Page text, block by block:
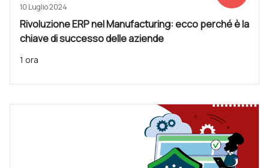
10 Luglio 2024
Rivoluzione ERP nel Manufacturing: ecco perché è la
chiave di successo delle aziende
1 ora